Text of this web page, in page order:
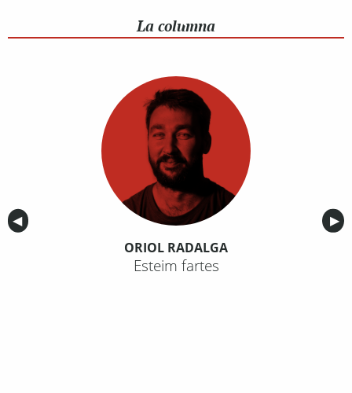
La columna
Anterior
◀︎ ▶︎
ORIOL RADALGA
Esteim fartes